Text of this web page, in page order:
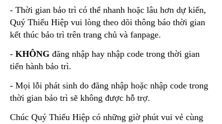
- Thời gian bảo trì có thể nhanh hoặc lâu hơn dự kiến,
Quý Thiếu Hiệp vui lòng theo dõi thông báo thời gian
kết thúc bảo trì trên trang chủ và fanpage.
- KHÔNG đăng nhập hay nhập code trong thời gian
tiến hành bảo trì.
- Mọi lỗi phát sinh do đăng nhập hoặc nhập code trong
thời gian bảo trì sẽ không được hỗ trợ.
Chúc Quý Thiếu Hiệp có những giờ phút vui vẻ cùng